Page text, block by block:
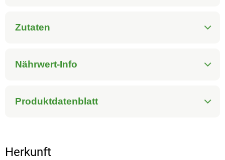
Zutaten
Nährwert-Info
Produktdatenblatt
Herkunft